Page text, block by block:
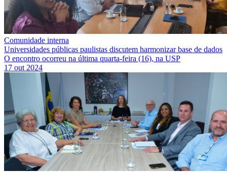
Comunidade interna
Universidades públicas paulistas discutem harmonizar base de dados
O encontro ocorreu na última quarta-feira (16), na USP
17 out 2024